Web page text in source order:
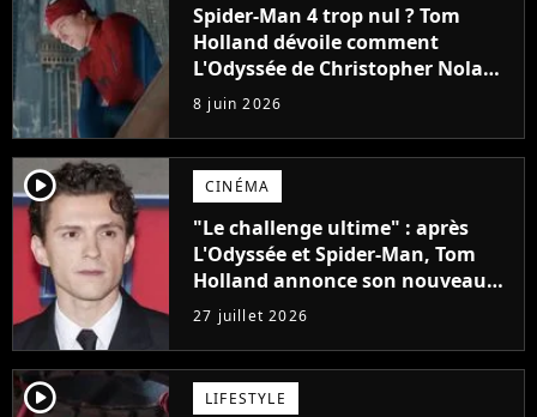
Spider-Man 4 trop nul ? Tom
Holland dévoile comment
L'Odyssée de Christopher Nolan
a sauvé le film de Marvel
8 juin 2026
player2 CINÉMA
"Le challenge ultime" : après
L'Odyssée et Spider-Man, Tom
Holland annonce son nouveau
film pour lequel il va s'investir à
100%
27 juillet 2026
player2 LIFESTYLE